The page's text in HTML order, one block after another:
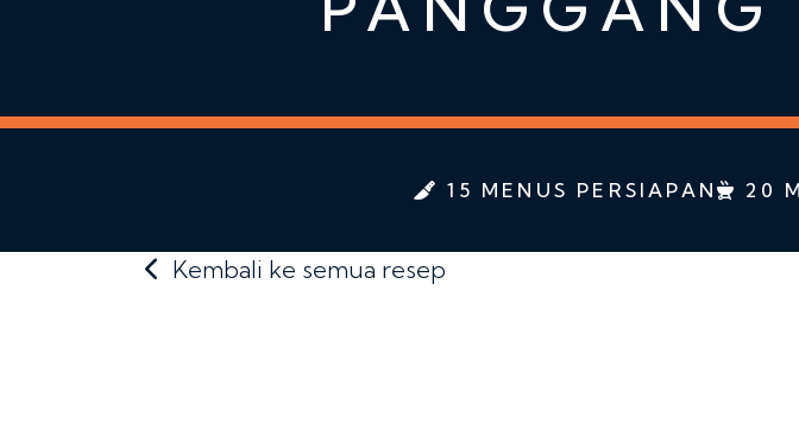
15 MENUS PERSIAPAN 20
Kembali ke semua resep